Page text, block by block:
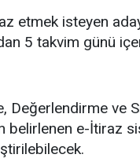
etmek isteyen
5 takvim günü
Değerlendirme ve
belirlenen e-İtiraz